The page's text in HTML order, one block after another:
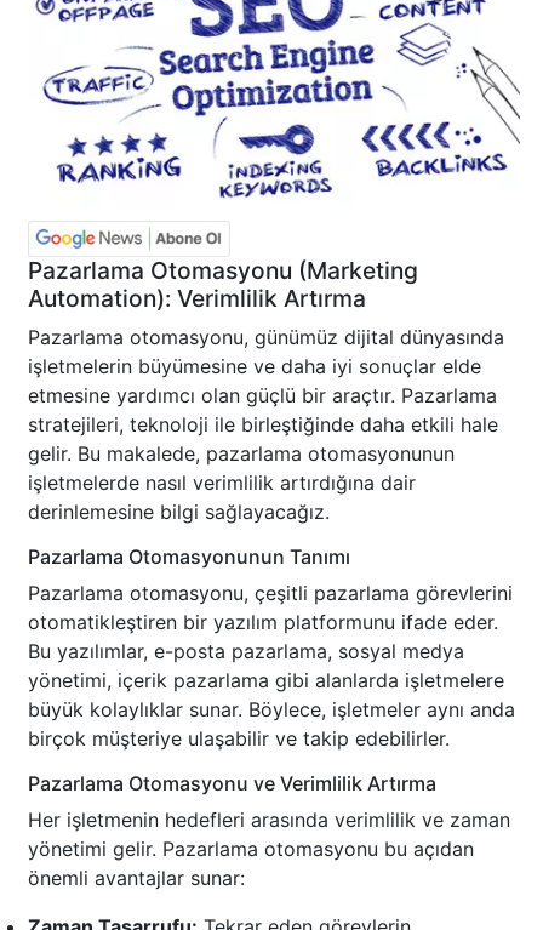
Pazarlama Otomasyonu (Marketing
Automation): Verimlilik Artırma
Pazarlama otomasyonu, günümüz dijital dünyasında
işletmelerin büyümesine ve daha iyi sonuçlar elde
etmesine yardımcı olan güçlü bir araçtır. Pazarlama
stratejileri, teknoloji ile birleştiğinde daha etkili hale
gelir. Bu makalede, pazarlama otomasyonunun
işletmelerde nasıl verimlilik artırdığına dair
derinlemesine bilgi sağlayacağız.
Pazarlama Otomasyonunun Tanımı
Pazarlama otomasyonu, çeşitli pazarlama görevlerini
otomatikleştiren bir yazılım platformunu ifade eder.
Bu yazılımlar, e-posta pazarlama, sosyal medya
yönetimi, içerik pazarlama gibi alanlarda işletmelere
büyük kolaylıklar sunar. Böylece, işletmeler aynı anda
birçok müşteriye ulaşabilir ve takip edebilirler.
Pazarlama Otomasyonu ve Verimlilik Artırma
Her işletmenin hedefleri arasında verimlilik ve zaman
yönetimi gelir. Pazarlama otomasyonu bu açıdan
önemli avantajlar sunar: